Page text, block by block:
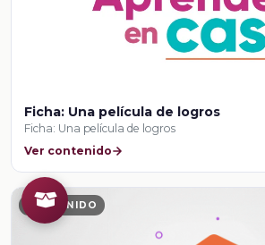
Ficha: Una película de logros
Ficha: Una película de logros
Ver contenido
CONTENIDO